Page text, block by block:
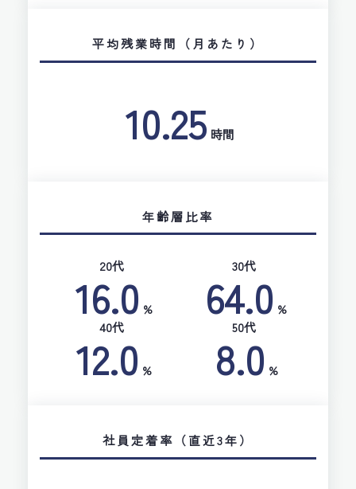
平均残業時間（月あたり）
10.25 時間
年齢層比率
20代
16.0 %
30代
64.0 %
40代
12.0 %
50代
8.0 %
社員定着率（直近3年）